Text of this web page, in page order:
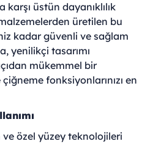
üstün dayanıklılık
üretilen bu
kadar güvenli ve sağlam
yenilikçi tasarımı
mükemmel bir
fonksiyonlarınızı en
özel yüzey teknolojileri